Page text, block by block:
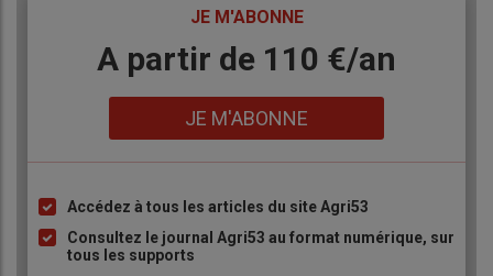
JE M'ABONNE
BodyA partir de 110 €/an
JE M'ABONNE
Liste
à
puce
Accédez à tous les articles du site Agri53
Consultez le journal Agri53 au format numérique, sur
tous les supports